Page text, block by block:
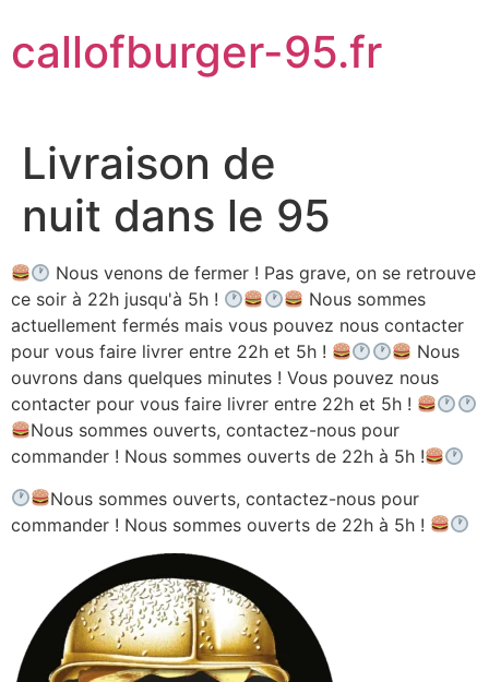
contenu
callofburger-95.fr
Livraison de
nuit dans le 95
Nous venons de fermer ! Pas grave, on se retrouve
ce soir à 22h jusqu'à 5h !
Nous sommes
actuellement fermés mais vous pouvez nous contacter
pour vous faire livrer entre 22h et 5h !
Nous
ouvrons dans quelques minutes ! Vous pouvez nous
contacter pour vous faire livrer entre 22h et 5h !
Nous sommes ouverts, contactez-nous pour
commander ! Nous sommes ouverts de 22h à 5h !
Nous sommes ouverts, contactez-nous pour
commander ! Nous sommes ouverts de 22h à 5h !